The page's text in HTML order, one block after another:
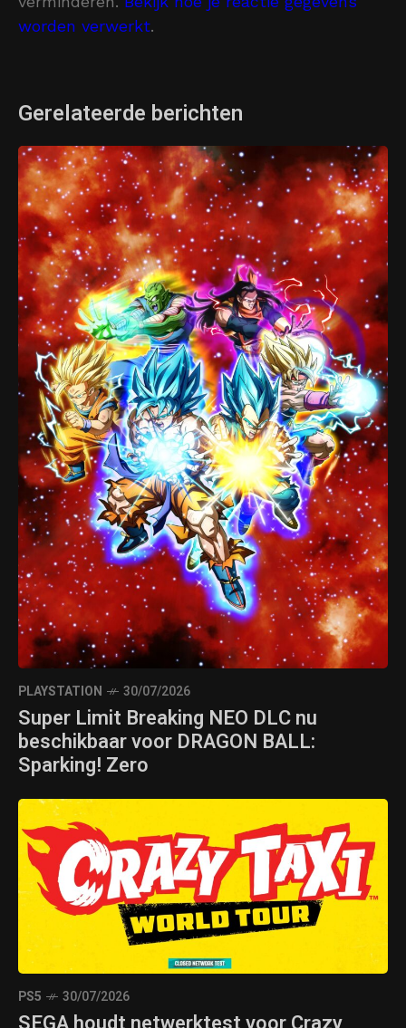
worden verwerkt.
Gerelateerde berichten
PLAYSTATION 30/07/2026
Super Limit Breaking NEO DLC nu
beschikbaar voor DRAGON BALL:
Sparking! Zero
PS5 30/07/2026